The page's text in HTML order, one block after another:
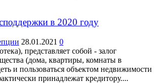
в 2020 году
28.01.2021 0
представляет собой - залог
(дома, квартиры, комнаты в
и пользоваться объектом недвижимости
принадлежат кредитору....